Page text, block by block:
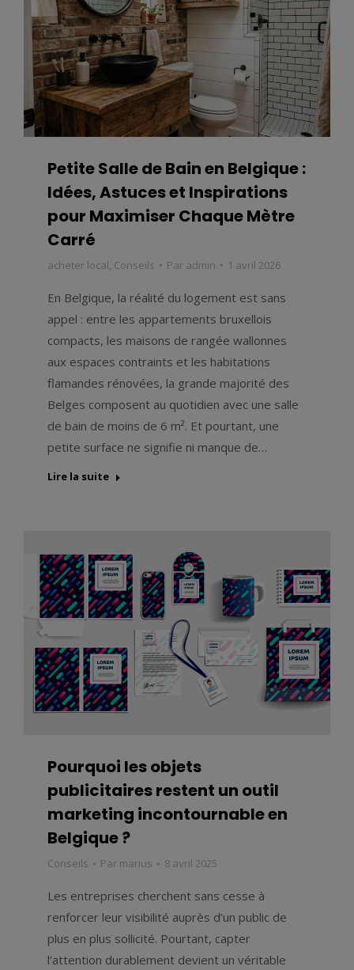
Petite Salle de Bain en Belgique :
Idées, Astuces et Inspirations
pour Maximiser Chaque Mètre
Carré
acheter local, Conseils Par admin 1 avril 2026
En Belgique, la réalité du logement est sans
appel : entre les appartements bruxellois
compacts, les maisons de rangée wallonnes
aux espaces contraints et les habitations
flamandes rénovées, la grande majorité des
Belges composent au quotidien avec une salle
de bain de moins de 6 m². Et pourtant, une
petite surface ne signifie ni manque de…
Lire la suite
Pourquoi les objets
publicitaires restent un outil
marketing incontournable en
Belgique ?
Conseils Par marius 8 avril 2025
Les entreprises cherchent sans cesse à
renforcer leur visibilité auprès d’un public de
plus en plus sollicité. Pourtant, capter
l’attention durablement devient un véritable